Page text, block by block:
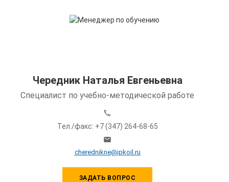
Чередник Наталья Евгеньевна
Специалист по учебно-методической работе
Тел./факс: +7 (347) 264-68-65
cherednikne@ipkoil.ru
ЗАДАТЬ ВОПРОС